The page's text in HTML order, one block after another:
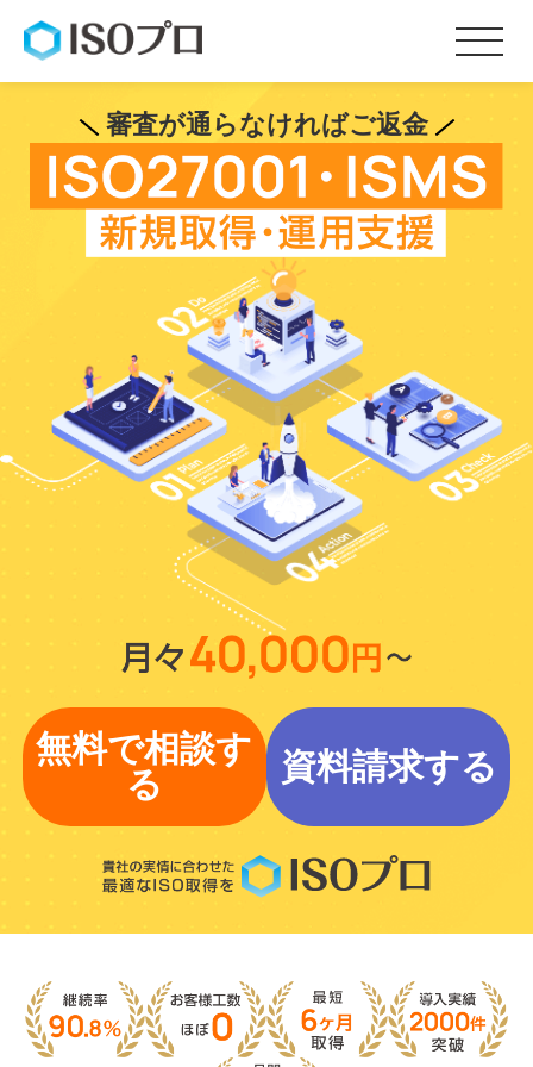
サービス内容
料金
お客様の声
会社概要
審査が通らなければご返金
無料で相談す
る
資料請求する